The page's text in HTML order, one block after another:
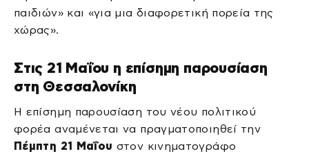
παιδιών» και «για μια διαφορετική πορεία της
χώρας».
Στις 21 Μαΐου η επίσημη παρουσίαση
στη Θεσσαλονίκη
Η επίσημη παρουσίαση του νέου πολιτικού
φορέα αναμένεται να πραγματοποιηθεί την
Πέμπτη 21 Μαΐου στον κινηματογράφο